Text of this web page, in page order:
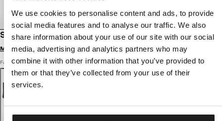
We use cookies to personalise content and ads, to provide
social media features and to analyse our traffic. We also
share information about your use of our site with our social
media, advertising and analytics partners who may
combine it with other information that you’ve provided to
them or that they’ve collected from your use of their
services.
SOCKEN HIGH ANKLE LOGO DÜNN 3ER-PACK
Melde dich an, um Preise zu sehen
Farbe: schwarz